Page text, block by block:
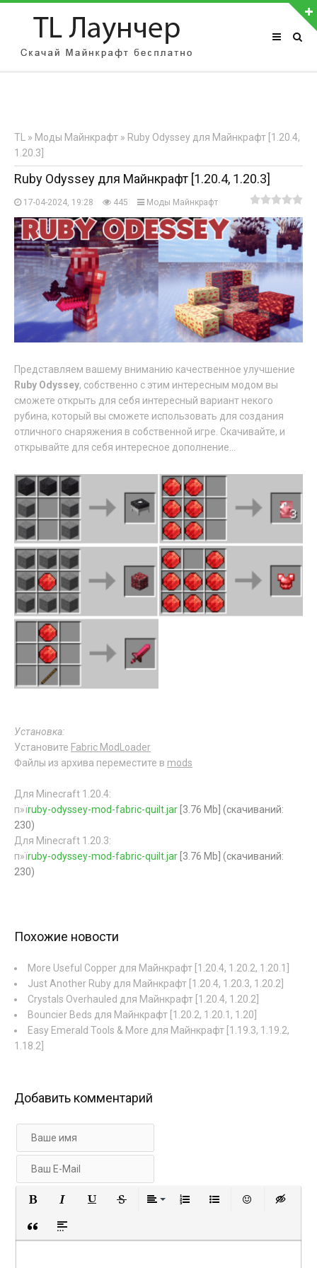
АВТОРИЗАЦИЯ НА САЙТЕ
Регистрация
TL » Моды Майнкрафт » Ruby Odyssey для Майнкрафт [1.20.4,
1.20.3]
Ruby Odyssey для Майнкрафт [1.20.4, 1.20.3]
17-04-2024, 19:28 445 Моды Майнкрафт
Представляем вашему вниманию качественное улучшение
Ruby Odyssey, собственно с этим интересным модом вы
сможете открыть для себя интересный вариант некого
рубина, который вы сможете использовать для создания
отличного снаряжения в собственной игре. Скачивайте, и
открывайте для себя интересное дополнение...
Установка:
Установите Fabric ModLoader
Файлы из архива переместите в mods
Для Minecraft 1.20.4:
п»їruby-odyssey-mod-fabric-quilt.jar [3.76 Mb] (cкачиваний:
230)
Для Minecraft 1.20.3:
п»їruby-odyssey-mod-fabric-quilt.jar [3.76 Mb] (cкачиваний:
230)
Похожие новости
More Useful Copper для Майнкрафт [1.20.4, 1.20.2, 1.20.1]
Just Another Ruby для Майнкрафт [1.20.4, 1.20.3, 1.20.2]
Crystals Overhauled для Майнкрафт [1.20.4, 1.20.2]
Bouncier Beds для Майнкрафт [1.20.2, 1.20.1, 1.20]
Easy Emerald Tools & More для Майнкрафт [1.19.3, 1.19.2,
1.18.2]
Добавить комментарий
Вставка цитаты
Вставка спойлера